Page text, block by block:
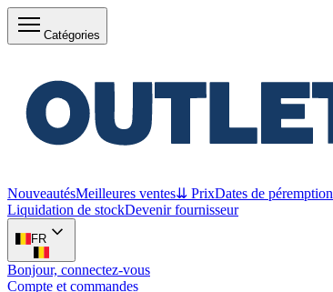
Catégories
NouveautésMeilleures ventes⇊ PrixDates de péremption
Liquidation de stockDevenir fournisseur
FR
Bonjour, connectez-vous
Compte et commandes